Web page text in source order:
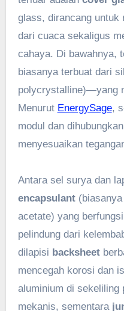
glass, dirancang untuk
dari cuaca sekaligus
cahaya. Di bawahnya,
biasanya terbuat dari
polycrystalline)—yang
Menurut EnergySage,
modul dan
menyesuaikan
Antara sel surya dan
encapsulant(biasanya
acetate) yang
pelindung dari
dilapisi backsheet
mencegah korosi dan
aluminium di sekeliling
mekanis, sementara